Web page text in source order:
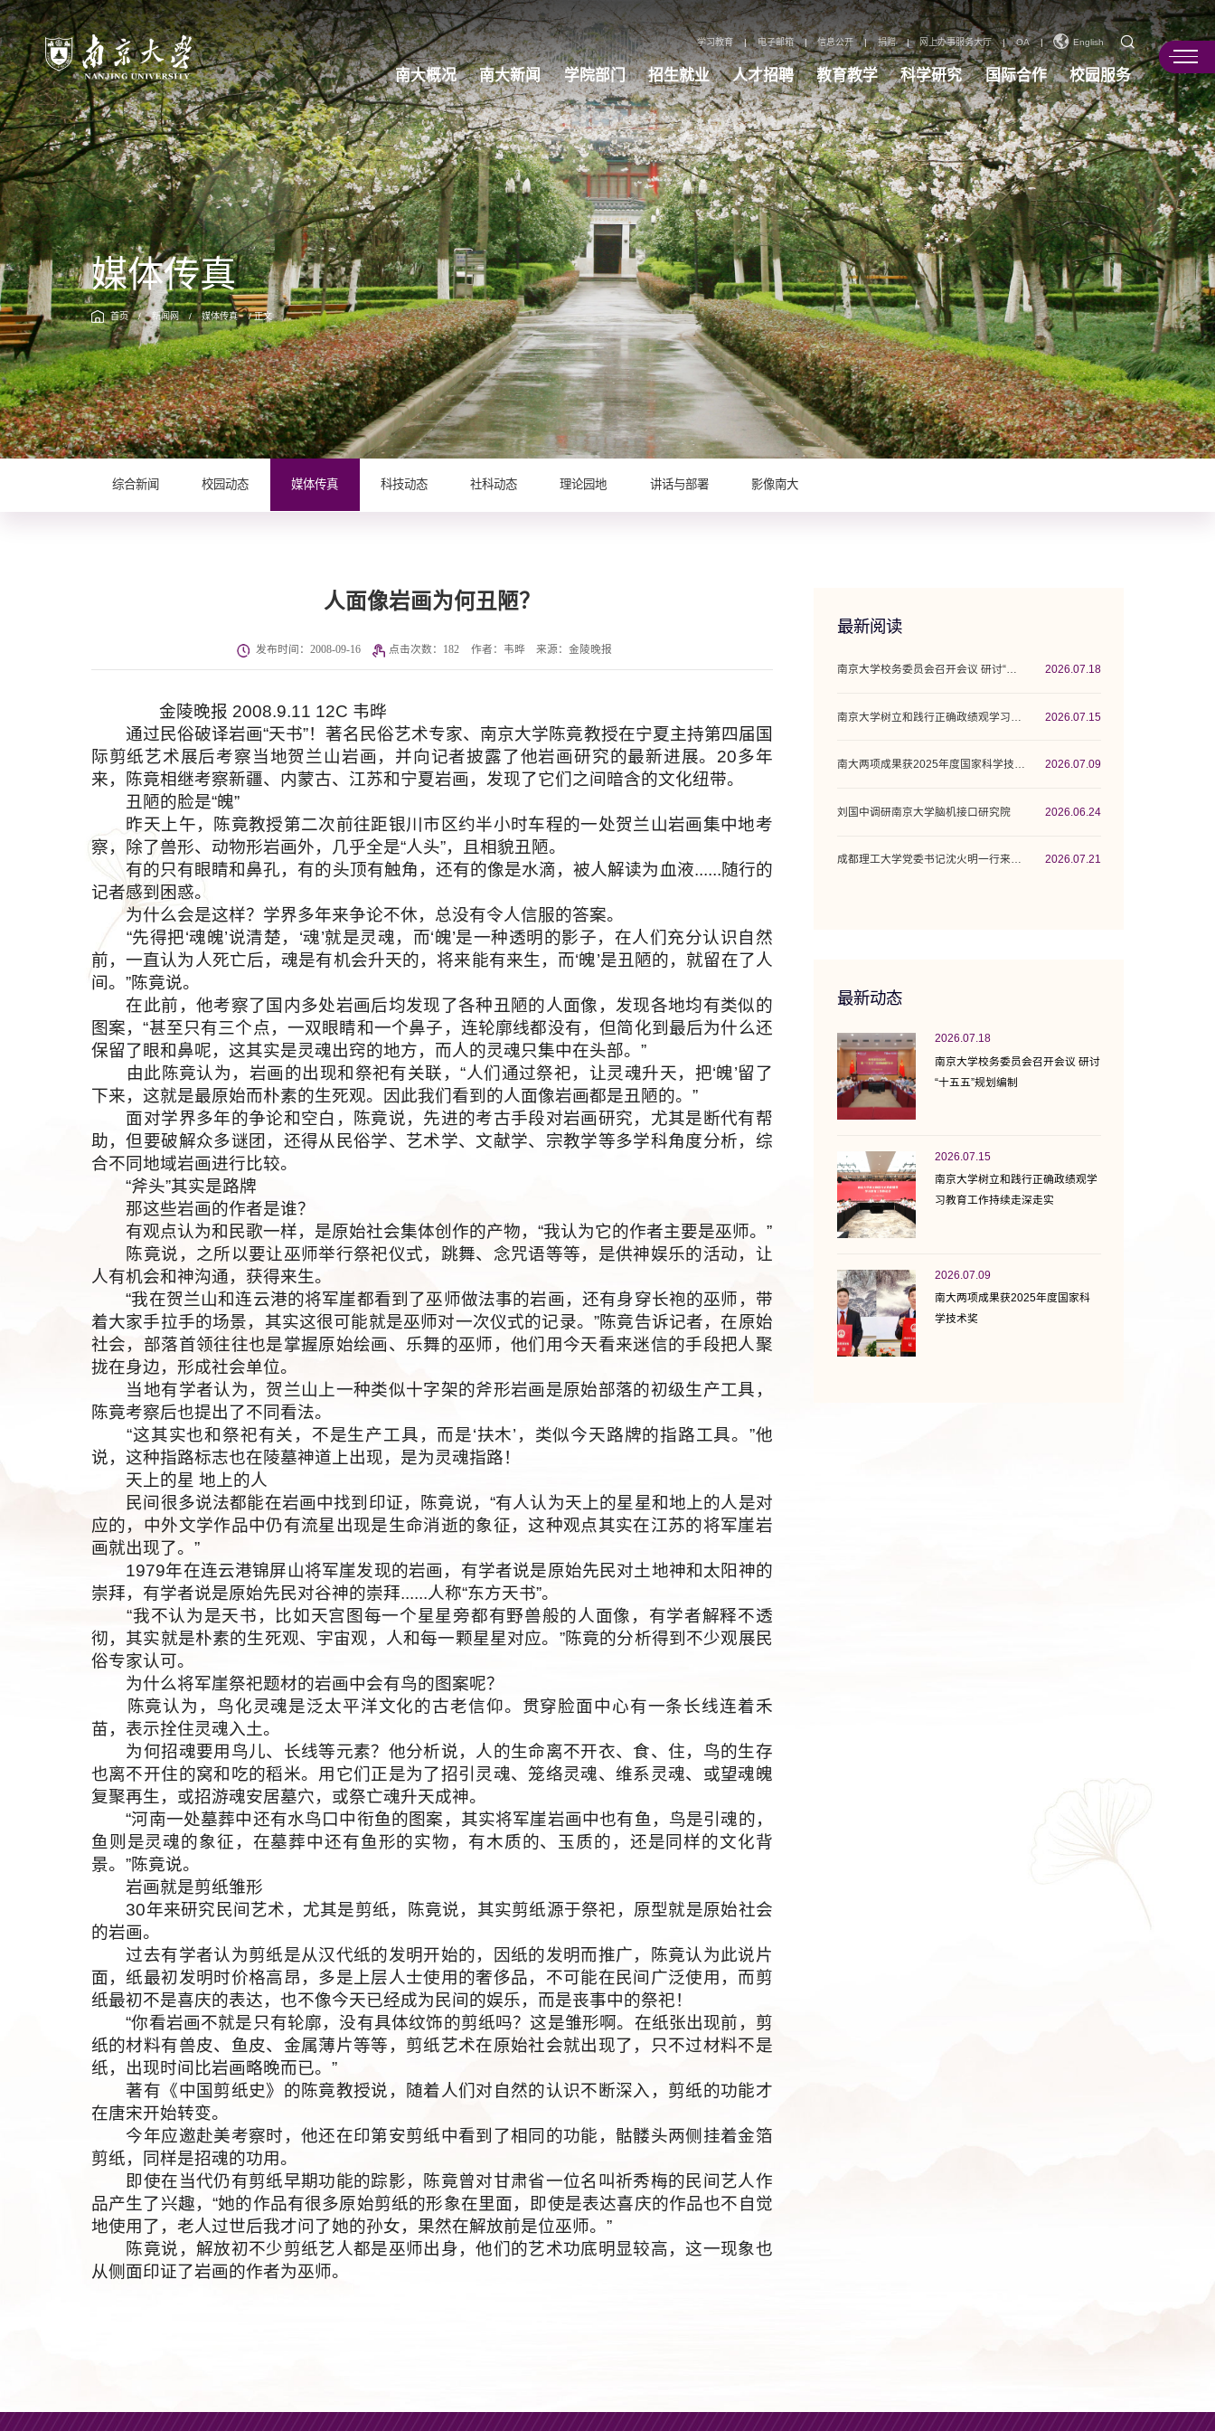
学习教育 | 电子邮箱 | 信息公开 | 捐赠 | 网上办事服务大厅 | OA | English
南大概况 南大新闻 学院部门 招生就业 人才招聘 教育教学 科学研究 国际合作 校园服务
媒体传真
首页 / 新闻网 / 媒体传真 / 正文
综合新闻 校园动态 媒体传真 科技动态 社科动态 理论园地 讲话与部署 影像南大
人面像岩画为何丑陋？
发布时间：2008-09-16 点击次数： 182 作者：韦晔 来源：金陵晚报
金陵晚报 2008.9.11 12C 韦晔
通过民俗破译岩画“天书”！著名民俗艺术专家、南京大学陈竟教授在宁夏主持第四届国
际剪纸艺术展后考察当地贺兰山岩画，并向记者披露了他岩画研究的最新进展。20多年
来，陈竟相继考察新疆、内蒙古、江苏和宁夏岩画，发现了它们之间暗含的文化纽带。
丑陋的脸是“魄”
昨天上午，陈竟教授第二次前往距银川市区约半小时车程的一处贺兰山岩画集中地考
察，除了兽形、动物形岩画外，几乎全是“人头”，且相貌丑陋。
有的只有眼睛和鼻孔，有的头顶有触角，还有的像是水滴，被人解读为血液......随行的
记者感到困惑。
为什么会是这样？学界多年来争论不休，总没有令人信服的答案。
“先得把‘魂魄’说清楚，‘魂’就是灵魂，而‘魄’是一种透明的影子，在人们充分认识自然
前，一直认为人死亡后，魂是有机会升天的，将来能有来生，而‘魄’是丑陋的，就留在了人
间。”陈竟说。
在此前，他考察了国内多处岩画后均发现了各种丑陋的人面像，发现各地均有类似的
图案，“甚至只有三个点，一双眼睛和一个鼻子，连轮廓线都没有，但简化到最后为什么还
保留了眼和鼻呢，这其实是灵魂出窍的地方，而人的灵魂只集中在头部。”
由此陈竟认为，岩画的出现和祭祀有关联，“人们通过祭祀，让灵魂升天，把‘魄’留了
下来，这就是最原始而朴素的生死观。因此我们看到的人面像岩画都是丑陋的。”
面对学界多年的争论和空白，陈竟说，先进的考古手段对岩画研究，尤其是断代有帮
助，但要破解众多谜团，还得从民俗学、艺术学、文献学、宗教学等多学科角度分析，综
合不同地域岩画进行比较。
“斧头”其实是路牌
那这些岩画的作者是谁？
有观点认为和民歌一样，是原始社会集体创作的产物，“我认为它的作者主要是巫师。”
陈竟说，之所以要让巫师举行祭祀仪式，跳舞、念咒语等等，是供神娱乐的活动，让
人有机会和神沟通，获得来生。
“我在贺兰山和连云港的将军崖都看到了巫师做法事的岩画，还有身穿长袍的巫师，带
着大家手拉手的场景，其实这很可能就是巫师对一次仪式的记录。”陈竟告诉记者，在原始
社会，部落首领往往也是掌握原始绘画、乐舞的巫师，他们用今天看来迷信的手段把人聚
拢在身边，形成社会单位。
当地有学者认为，贺兰山上一种类似十字架的斧形岩画是原始部落的初级生产工具，
陈竟考察后也提出了不同看法。
“这其实也和祭祀有关，不是生产工具，而是‘扶木’，类似今天路牌的指路工具。”他
说，这种指路标志也在陵墓神道上出现，是为灵魂指路！
天上的星 地上的人
民间很多说法都能在岩画中找到印证，陈竟说，“有人认为天上的星星和地上的人是对
应的，中外文学作品中仍有流星出现是生命消逝的象征，这种观点其实在江苏的将军崖岩
画就出现了。”
1979年在连云港锦屏山将军崖发现的岩画，有学者说是原始先民对土地神和太阳神的
崇拜，有学者说是原始先民对谷神的崇拜......人称“东方天书”。
“我不认为是天书，比如天宫图每一个星星旁都有野兽般的人面像，有学者解释不透
彻，其实就是朴素的生死观、宇宙观，人和每一颗星星对应。”陈竟的分析得到不少观展民
俗专家认可。
为什么将军崖祭祀题材的岩画中会有鸟的图案呢？
陈竟认为，鸟化灵魂是泛太平洋文化的古老信仰。贯穿脸面中心有一条长线连着禾
苗，表示拴住灵魂入土。
为何招魂要用鸟儿、长线等元素？他分析说，人的生命离不开衣、食、住，鸟的生存
也离不开住的窝和吃的稻米。用它们正是为了招引灵魂、笼络灵魂、维系灵魂、或望魂魄
复聚再生，或招游魂安居墓穴，或祭亡魂升天成神。
“河南一处墓葬中还有水鸟口中衔鱼的图案，其实将军崖岩画中也有鱼，鸟是引魂的，
鱼则是灵魂的象征，在墓葬中还有鱼形的实物，有木质的、玉质的，还是同样的文化背
景。”陈竟说。
岩画就是剪纸雏形
30年来研究民间艺术，尤其是剪纸，陈竟说，其实剪纸源于祭祀，原型就是原始社会
的岩画。
过去有学者认为剪纸是从汉代纸的发明开始的，因纸的发明而推广，陈竟认为此说片
面，纸最初发明时价格高昂，多是上层人士使用的奢侈品，不可能在民间广泛使用，而剪
纸最初不是喜庆的表达，也不像今天已经成为民间的娱乐，而是丧事中的祭祀！
“你看岩画不就是只有轮廓，没有具体纹饰的剪纸吗？这是雏形啊。在纸张出现前，剪
纸的材料有兽皮、鱼皮、金属薄片等等，剪纸艺术在原始社会就出现了，只不过材料不是
纸，出现时间比岩画略晚而已。”
著有《中国剪纸史》的陈竟教授说，随着人们对自然的认识不断深入，剪纸的功能才
在唐宋开始转变。
今年应邀赴美考察时，他还在印第安剪纸中看到了相同的功能，骷髅头两侧挂着金箔
剪纸，同样是招魂的功用。
即使在当代仍有剪纸早期功能的踪影，陈竟曾对甘肃省一位名叫祈秀梅的民间艺人作
品产生了兴趣，“她的作品有很多原始剪纸的形象在里面，即使是表达喜庆的作品也不自觉
地使用了，老人过世后我才问了她的孙女，果然在解放前是位巫师。”
陈竟说，解放初不少剪纸艺人都是巫师出身，他们的艺术功底明显较高，这一现象也
从侧面印证了岩画的作者为巫师。
最新阅读
南京大学校务委员会召开会议 研讨“十五五”... 2026.07.18
2026.07.15
2026.07.09
刘国中调研南京大学脑机接口研究院 2026.06.24
2026.07.21
最新动态
2026.07.18
南京大学校务委员会召开会议 研讨
“十五五”规划编制
2026.07.15
南京大学树立和践行正确政绩观学
习教育工作持续走深走实
2026.07.09
南大两项成果获2025年度国家科
学技术奖